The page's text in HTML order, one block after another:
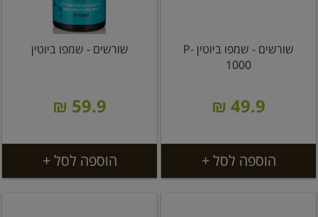
שורשים - שמפו ביוטין P-
1000
49.9 ₪
הוספה לסל +
שורשים - שמפו ביוטין
59.9 ₪
הוספה לסל +